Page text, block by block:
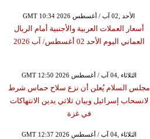
GMT 10:34 2026 الأحد ,02 آب / أغسطس
أسعار العملات العربية والأجنبية أمام الريال
العماني اليوم الأحد 02 أغسطس/ آب 2026
GMT 12:50 2026 الثلاثاء ,04 آب / أغسطس
مجلس السلام يُعلن أن نزع سلاح حماس شرط
لانسحاب إسرائيل وبيان ثلاثي يدين الانتهاكات
في غزة
GMT 12:37 2026 الثلاثاء ,04 آب / أغسطس